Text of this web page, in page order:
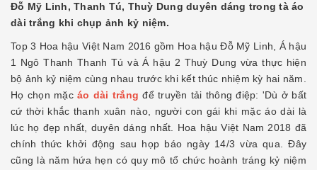
Đỗ Mỹ Linh, Thanh Tú, Thuỳ Dung duyên dáng trong tà áo
dài trắng khi chụp ảnh kỷ niệm.
Top 3 Hoa hậu Việt Nam 2016 gồm Hoa hậu Đỗ Mỹ Linh, Á hậu
1 Ngô Thanh Thanh Tú và Á hậu 2 Thuỳ Dung vừa thực hiện
bộ ảnh kỷ niệm cùng nhau trước khi kết thúc nhiệm kỳ hai năm.
Họ chọn mặc áo dài trắng để truyền tải thông điệp: 'Dù ở bất
cứ thời khắc thanh xuân nào, người con gái khi mặc áo dài là
lúc họ đẹp nhất, duyên dáng nhất. Hoa hậu Việt Nam 2018 đã
chính thức khởi động sau họp báo ngày 14/3 vừa qua. Đây
cũng là năm hứa hẹn có quy mô tổ chức hoành tráng kỷ niệm